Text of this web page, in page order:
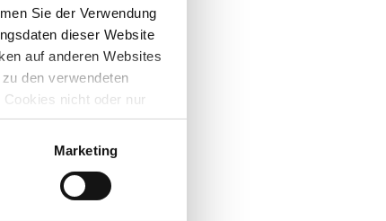
Sie der Verwendung
dieser Website
auf anderen Websites
den verwendeten
nicht oder nur
Marketing